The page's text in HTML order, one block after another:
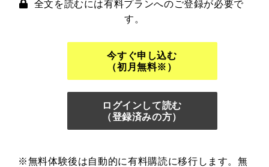
全文を読むには有料プランへのご登録が必要で
す。
今すぐ申し込む
（初月無料※）
ログインして読む
（登録済みの方）
※無料体験後は自動的に有料購読に移行します。無